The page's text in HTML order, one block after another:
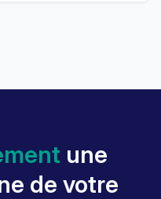
une
de votre